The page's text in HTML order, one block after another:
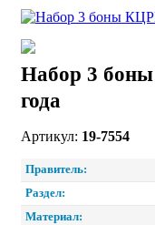
Набор 3
года
Артикул: 19-7554
Правитель:
Раздел:
Материал: